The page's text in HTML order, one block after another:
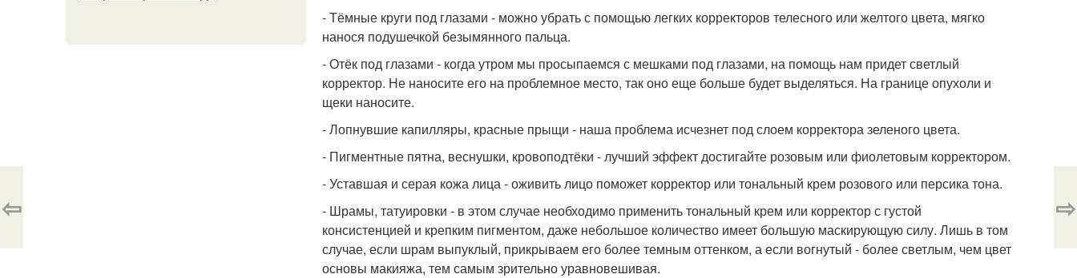
- Тёмные круги под глазами - можно убрать с помощью легких корректоров телесного или желтого цвета, мягко
нанося подушечкой безымянного пальца.
- Отёк под глазами - когда утром мы просыпаемся с мешками под глазами, на помощь нам придет светлый
корректор. Не наносите его на проблемное место, так оно еще больше будет выделяться. На границе опухоли и
щеки наносите.
- Лопнувшие капилляры, красные прыщи - наша проблема исчезнет под слоем корректора зеленого цвета.
- Пигментные пятна, веснушки, кровоподтёки - лучший эффект достигайте розовым или фиолетовым корректором.
- Уставшая и серая кожа лица - оживить лицо поможет корректор или тональный крем розового или персика тона.
- Шрамы, татуировки - в этом случае необходимо применить тональный крем или корректор с густой
консистенцией и крепким пигментом, даже небольшое количество имеет большую маскирующую силу. Лишь в том
случае, если шрам выпуклый, прикрываем его более темным оттенком, а если вогнутый - более светлым, чем цвет
основы макияжа, тем самым зрительно уравновешивая.
⇦ ⇨